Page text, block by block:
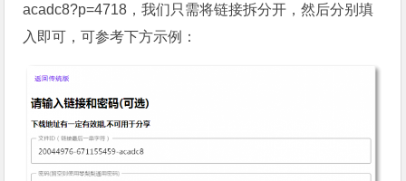
acadc8?p=4718，我们只需将链接拆分开，然后分别填
入即可，可参考下方示例：